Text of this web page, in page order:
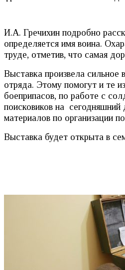
И.А. Гречихин подробно
определяется имя воина.
труде, отметив, что самая
Выставка произвела сильное
отряда. Этому помогут и те
боеприпасов, по работе с
поисковиков на
материалов по организации
Выставка будет открыта в